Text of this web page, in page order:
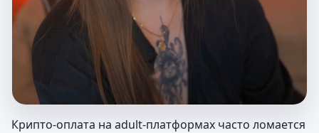
Крипто-оплата на adult-платформах часто ломается